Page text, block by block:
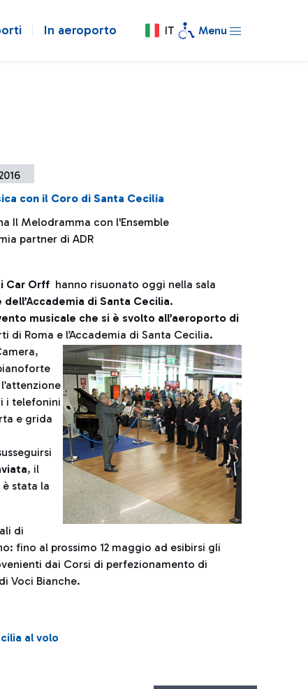
In aeroporto IT Menu
con il Coro di Santa Cecilia
Il Melodramma con l'Ensemble
partner di ADR
Car Orff hanno risuonato oggi nella sala
dell’Accademia di Santa Cecilia.
musicale che si è svolto all’aeroporto di
di Roma e l’Accademia di Santa Cecilia.
i telefonini
e grida
, il
è stata la
di
fino al prossimo 12 maggio ad esibirsi gli
dai Corsi di perfezionamento di
Voci Bianche.
al volo